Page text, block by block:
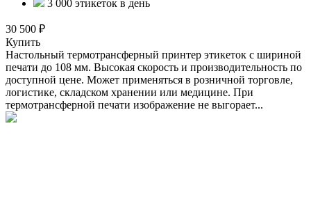
3 000 этикеток в день
30 500 ₽
Купить
Настольный термотрансферный принтер этикеток с шириной
печати до 108 мм. Высокая скорость и производительность по
доступной цене. Может применяться в розничной торговле,
логистике, складском хранении или медицине. При
термотрансферной печати изображение не выгорает...